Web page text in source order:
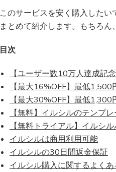
このサービスを安く購入したい
まとめて紹介します。もちろん
目次
【ユーザー数10万人達成記
【最大16%OFF】最低
【最大30%OFF】最低
【無料】イルシルのテンプレ
【無料トライアル】イルシ
イルシルは商用利用可能
イルシルの30日間返金保証
イルシル購入に関するよくあ